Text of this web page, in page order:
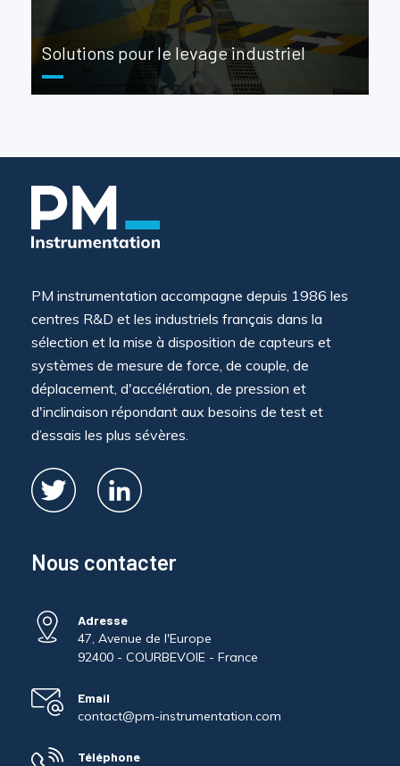
Solutions pour le levage industriel
PM instrumentation accompagne depuis 1986 les
centres R&D et les industriels français dans la
sélection et la mise à disposition de capteurs et
systèmes de mesure de force, de couple, de
déplacement, d'accélération, de pression et
d'inclinaison répondant aux besoins de test et
d’essais les plus sévères.
Nous contacter
Adresse
47, Avenue de l'Europe
92400 - COURBEVOIE - France
Email
contact@pm-instrumentation.com
Téléphone